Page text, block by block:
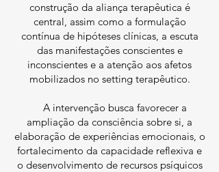
construção da aliança terapêutica é
central, assim como a formulação
contínua de hipóteses clínicas, a escuta
das manifestações conscientes e
inconscientes e a atenção aos afetos
mobilizados no setting terapêutico.
A intervenção busca favorecer a
ampliação da consciência sobre si, a
elaboração de experiências emocionais, o
fortalecimento da capacidade reflexiva e
o desenvolvimento de recursos psíquicos